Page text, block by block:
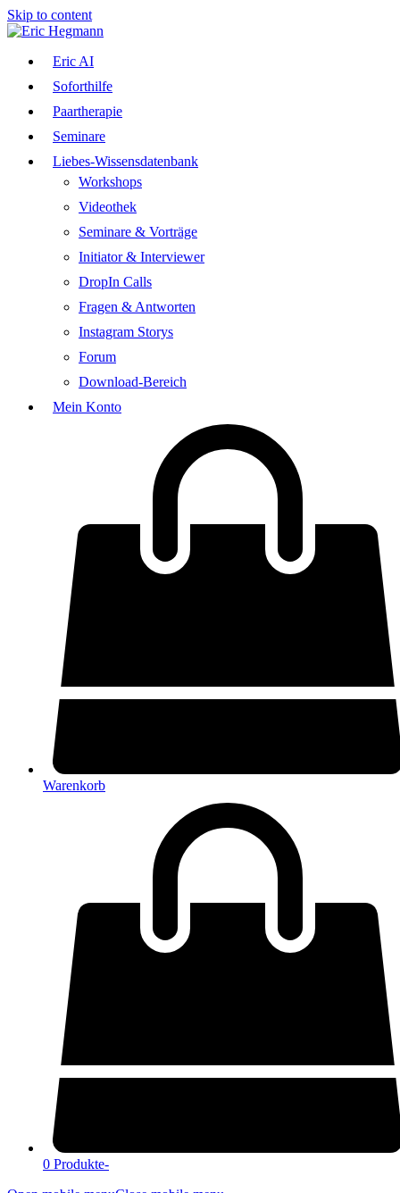
Skip to content
Eric AI
Soforthilfe
Paartherapie
Seminare
Liebes-Wissensdatenbank
Workshops
Videothek
Seminare & Vorträge
Initiator & Interviewer
DropIn Calls
Fragen & Antworten
Instagram Storys
Forum
Download-Bereich
Mein Konto
Warenkorb
0 Produkte-